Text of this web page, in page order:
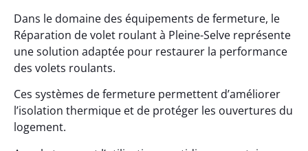
Dans le domaine des équipements de fermeture, le
Réparation de volet roulant à Pleine-Selve représente
une solution adaptée pour restaurer la performance
des volets roulants.
Ces systèmes de fermeture permettent d’améliorer
l’isolation thermique et de protéger les ouvertures du
logement.